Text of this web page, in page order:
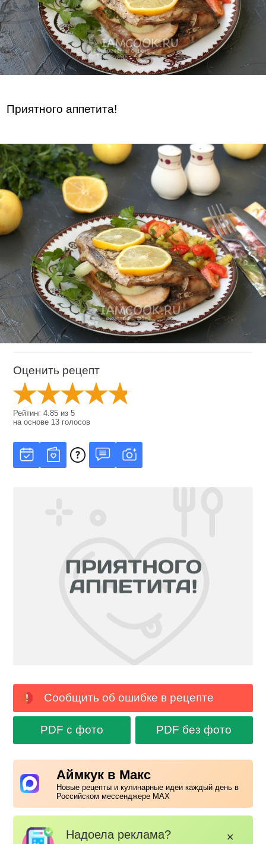
Приятного аппетита!
Оценить рецепт
Рейтинг4.85 из5
на основе 13 голосов
Сообщить об ошибке в рецепте
PDF с фото PDF без фото
Аймкук в Макс
Новые рецепты и кулинарные идеи каждый день в
Российском мессенджере MAX
Надоела реклама? ✕